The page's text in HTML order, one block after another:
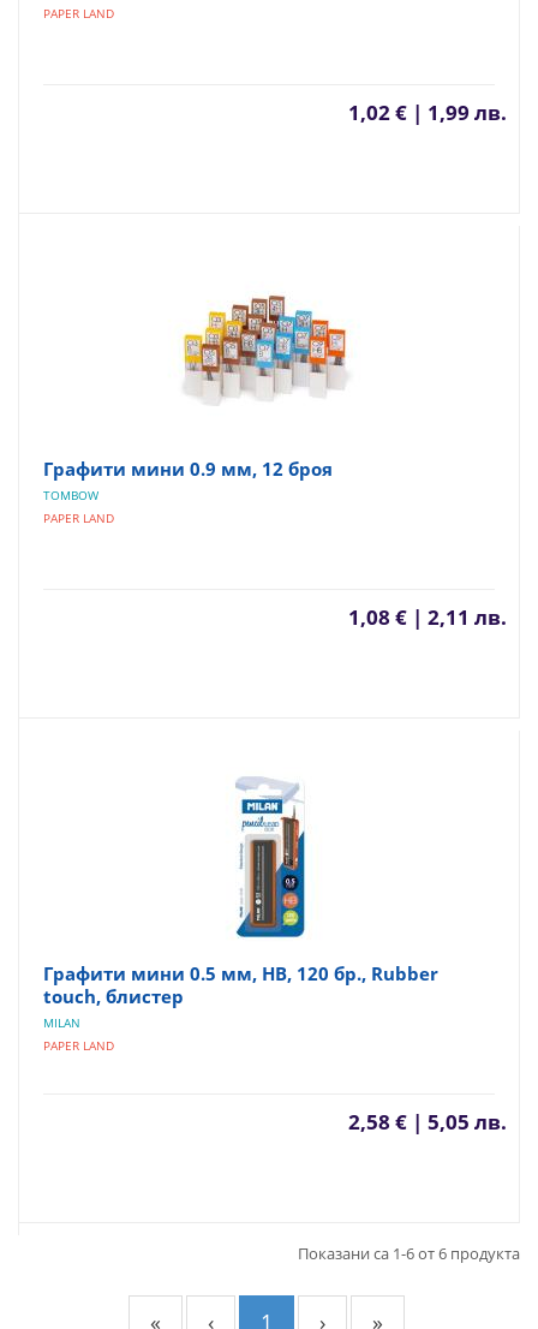
PAPER LAND
1,02 € | 1,99 лв.
Графити мини 0.9 мм, 12 броя
TOMBOW
PAPER LAND
1,08 € | 2,11 лв.
Графити мини 0.5 мм, HВ, 120 бр., Rubber
touch, блистер
MILAN
PAPER LAND
2,58 € | 5,05 лв.
Показани са 1-6 от 6 продукта
« ‹ 1 › »